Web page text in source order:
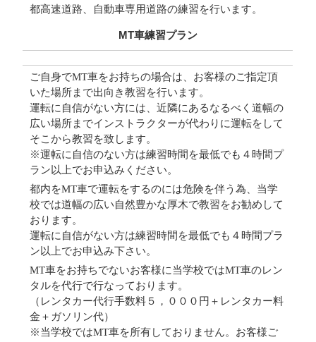
都高速道路、自動車専用道路の練習を行います。
MT車練習プラン
ご自身でMT車をお持ちの場合は、お客様のご指定頂
いた場所まで出向き教習を行います。
運転に自信がない方には、近隣にあるなるべく道幅の
広い場所までインストラクターが代わりに運転をして
そこから教習を致します。
※運転に自信のない方は練習時間を最低でも４時間プ
ラン以上でお申込みください。
都内をMT車で運転をするのには危険を伴う為、当学
校では道幅の広い自然豊かな厚木で教習をお勧めして
おります。
運転に自信がない方は練習時間を最低でも４時間プラ
ン以上でお申込み下さい。
MT車をお持ちでないお客様に当学校ではMT車のレン
タルを代行で行なっております。
（レンタカー代行手数料５，０００円＋レンタカー料
金＋ガソリン代）
※当学校ではMT車を所有しておりません。お客様ご